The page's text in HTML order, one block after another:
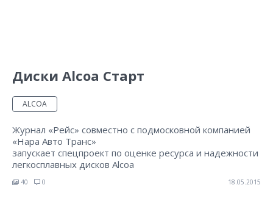
Диски Alcoa Старт
ALCOA
Журнал «Рейс» совместно с подмосковной компанией
«Нара Авто Транс»
запускает спецпроект по оценке ресурса и надежности
легкосплавных дисков Alcoa
40 0 18.05.2015